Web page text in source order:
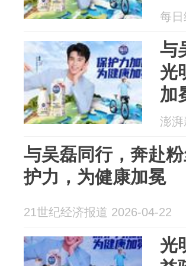
每
与
光
加
澎
与吴磊同行，奔赴
护力，为健康加冕
21世纪经济报道 2026-04-22
光